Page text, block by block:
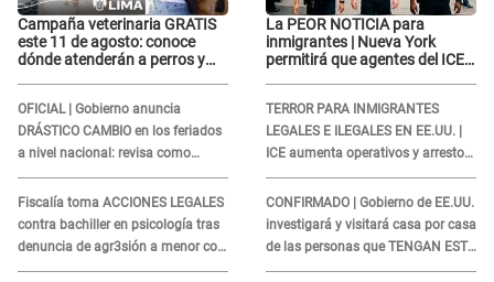
Campaña veterinaria GRATIS
este 11 de agosto: conoce
dónde atenderán a perros y
OFICIAL | Gobierno anuncia
DRÁSTICO CAMBIO en los feriados
a nivel nacional: revisa como
quedarán los DÍAS LIBRES
Fiscalía toma ACCIONES LEGALES
contra bachiller en psicología tras
denuncia de agr3sión a menor con
autismo
La PEOR NOTICIA para
inmigrantes | Nueva York
permitirá que agentes del ICE
TERROR PARA INMIGRANTES
LEGALES E ILEGALES EN EE.UU. |
ICE aumenta operativos y arrestos
a extranjeros en aeropuertos
CONFIRMADO | Gobierno de EE.UU.
investigará y visitará casa por casa
de las personas que TENGAN ESTE
TRABAJO